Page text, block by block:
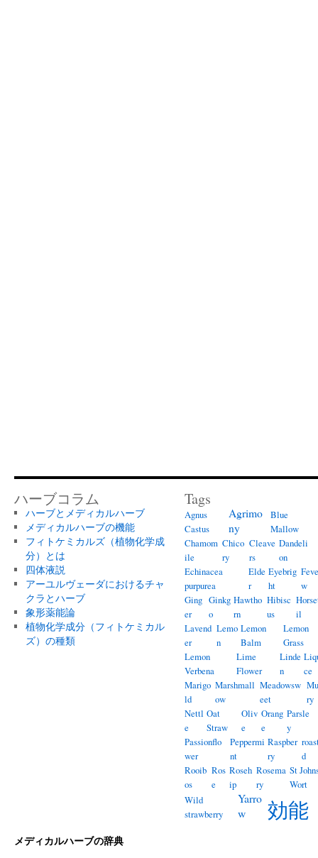
ハーブコラム
ハーブとメディカルハーブ
メディカルハーブの機能
フィトケミカルズ（植物化学成
分）とは
四体液説
アーユルヴェーダにおけるチャ
クラとハーブ
象形薬能論
植物化学成分（フィトケミカル
ズ）の種類
Tags
Agnus
Castus
Agrimo
ny
Blue
Mallow
Chamom
ile
Chico
ry
Cleave
rs
Dandeli
on
Echinacea
purpurea
Elde
r
Eyebrig
ht
w
Ging
er
Ginkg
o
Hawtho
rn
Hibisc
us
il
Lavend
er
Lemo
n
Lemon
Balm
Lemon
Grass
Lemon
Verbena
Lime
Flower
Linde
n
ce
Marigo
ld
Marshmall
ow
Meadowsw
eet
ry
Nettl
e
Oat
Straw
Oliv
e
Orang
e
Parsle
y
Passionflo
wer
Peppermi
nt
Raspber
ry
d
Rooib
os
Ros
e
Roseh
ip
Rosema
ry
St
Wort
Wild
strawberry
Yarro
w
効能
メディカルハーブの辞典